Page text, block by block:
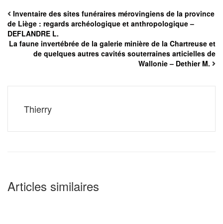
Inventaire des sites funéraires mérovingiens de la province
de Liège : regards archéologique et anthropologique –
DEFLANDRE L.
La faune invertébrée de la galerie minière de la Chartreuse et
de quelques autres cavités souterraines articielles de
Wallonie – Dethier M.
Thierry
Articles similaires